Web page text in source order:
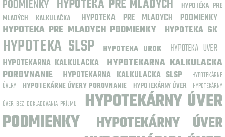
PODMIENKY HYPOTÉKA PRE MLADÝCH
HYPOTÉKA PRE
MLADÝCH KALKULAČKA
HYPOTEKA PRE MLADYCH PODMIENKY
HYPOTEKA PRE MLADYCH PODMIENKY
HYPOTEKA SK
HYPOTEKA SLSP HYPOTEKA UROK HYPOTEKA UVER
HYPOTEKARNA KALKULACKA
HYPOTEKARNA KALKULACKA
POROVNANIE
HYPOTEKARNA KALKULACKA SLSP
HYPOTEKÁRNE
ÚVERY HYPOTEKÁRNE ÚVERY POROVNANIE HYPOTEKÁRNY ÚVER
HYPOTEKÁRNY
ÚVER BEZ DOKLADOVANIA PRÍJMU
HYPOTEKÁRNY ÚVER
PODMIENKY
HYPOTEKÁRNY ÚVER